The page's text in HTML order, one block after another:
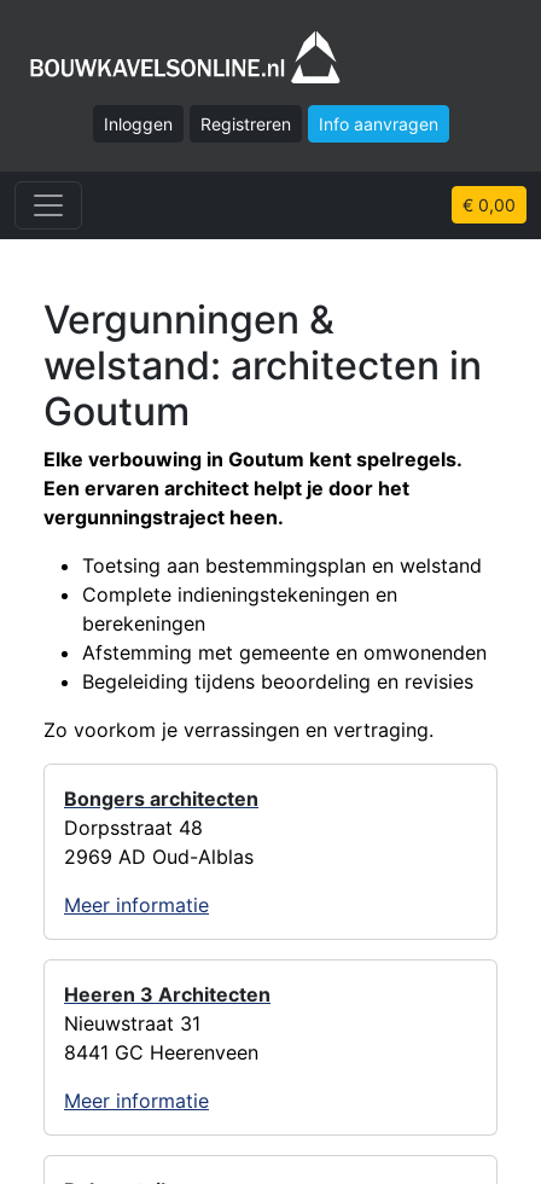
Inloggen Registreren Info aanvragen
€ 0,00
Vergunningen &
welstand: architecten in
Goutum
Elke verbouwing in Goutum kent spelregels.
Een ervaren architect helpt je door het
vergunningstraject heen.
Toetsing aan bestemmingsplan en welstand
Complete indieningstekeningen en
berekeningen
Afstemming met gemeente en omwonenden
Begeleiding tijdens beoordeling en revisies
Zo voorkom je verrassingen en vertraging.
Bongers architecten
Dorpsstraat 48
2969 AD Oud-Alblas
Meer informatie
Heeren 3 Architecten
Nieuwstraat 31
8441 GC Heerenveen
Meer informatie